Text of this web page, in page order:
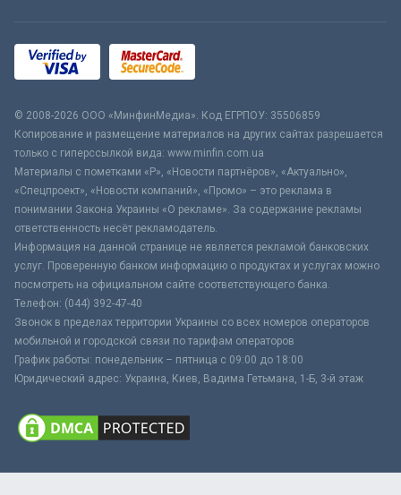
© 2008-2026 ООО «МинфинМедиа». Код ЕГРПОУ: 35506859
Копирование и размещение материалов на других сайтах разрешается
только с гиперссылкой вида: www.minfin.com.ua
Материалы с пометками «Р», «Новости партнёров», «Актуально»,
«Спецпроект», «Новости компаний», «Промо» – это реклама в
понимании Закона Украины «О рекламе». За содержание рекламы
ответственность несёт рекламодатель.
Информация на данной странице не является рекламой банковских
услуг. Проверенную банком информацию о продуктах и услугах можно
посмотреть на официальном сайте соответствующего банка.
Телефон: (044) 392-47-40
Звонок в пределах территории Украины со всех номеров операторов
мобильной и городской связи по тарифам операторов
График работы: понедельник – пятница с 09:00 до 18:00
Юридический адрес: Украина, Киев, Вадима Гетьмана, 1-Б, 3-й этаж